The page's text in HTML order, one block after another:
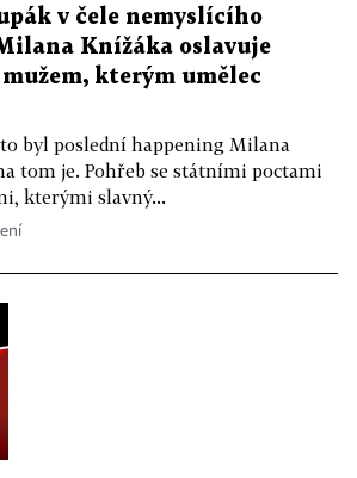
v čele nemyslícího
Knížáka oslavuje
kterým umělec
byl poslední happening Milana
tom je. Pohřeb se státními poctami
kterými slavný...